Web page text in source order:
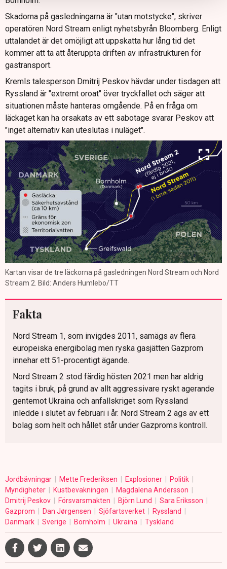
Skadorna på gasledningarna är "utan motstycke", skriver
operatören Nord Stream enligt nyhetsbyrån Bloomberg. Enligt
uttalandet är det omöjligt att uppskatta hur lång tid det
kommer att ta att återuppta driften av infrastrukturen för
gastransport.
Kremls talesperson Dmitrij Peskov hävdar under tisdagen att
Ryssland är "extremt oroat" över tryckfallet och säger att
situationen måste hanteras omgående. På en fråga om
läckaget kan ha orsakats av ett sabotage svarar Peskov att
"inget alternativ kan uteslutas i nuläget".
Kartan visar de tre läckorna på gasledningen Nord Stream och Nord
Stream 2. Bild: Anders Humlebo/TT
Fakta
Nord Stream 1, som invigdes 2011, samägs av flera
europeiska energibolag men ryska gasjätten Gazprom
innehar ett 51-procentigt ägande.
Nord Stream 2 stod färdig hösten 2021 men har aldrig
tagits i bruk, på grund av allt aggressivare ryskt agerande
gentemot Ukraina och anfallskriget som Ryssland
inledde i slutet av februari i år. Nord Stream 2 ägs av ett
bolag som helt och hållet står under Gazproms kontroll.
Jordbävningar Mette Frederiksen Explosioner
Politik
Myndigheter
Kustbevakningen
Magdalena Andersson
Dmitrij Peskov
Försvarsmakten Björn Lund
Sara Eriksson
Gazprom
Dan Jørgensen Sjöfartsverket
Ryssland
Danmark
Sverige Bornholm Ukraina Tyskland